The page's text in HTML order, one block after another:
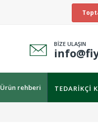
BİZE ULAŞIN
Ürün rehberi TEDARIKÇI